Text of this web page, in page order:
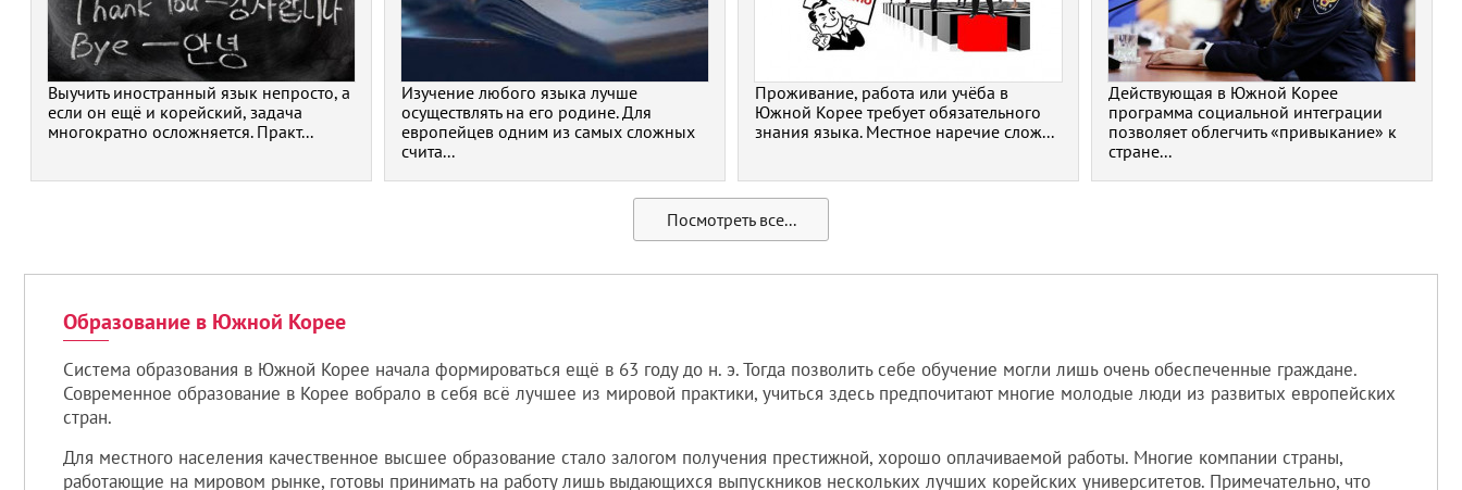
Выучить иностранный язык непросто, а
если он ещё и корейский, задача
многократно осложняется. Практ...
Изучение любого языка лучше
осуществлять на его родине. Для
европейцев одним из самых сложных
счита...
Проживание, работа или учёба в
Южной Корее требует обязательного
знания языка. Местное наречие слож...
Действующая в Южной Корее
программа социальной интеграции
позволяет облегчить «привыкание» к
стране...
Посмотреть все...
Образование в Южной Корее
Система образования в Южной Корее начала формироваться ещё в 63 году до н. э. Тогда позволить себе обучение могли лишь очень обеспеченные граждане.
Современное образование в Корее вобрало в себя всё лучшее из мировой практики, учиться здесь предпочитают многие молодые люди из развитых европейских
стран.
Для местного населения качественное высшее образование стало залогом получения престижной, хорошо оплачиваемой работы. Многие компании страны,
работающие на мировом рынке, готовы принимать на работу лишь выдающихся выпускников нескольких лучших корейских университетов. Примечательно, что